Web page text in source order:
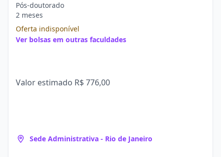
Pós-doutorado
2 meses
Oferta indisponível
Ver bolsas em outras faculdades
Valor estimado R$ 776,00
Sede Administrativa - Rio de Janeiro